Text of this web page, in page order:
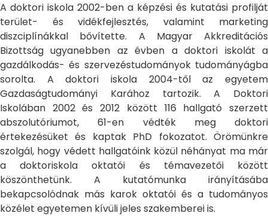
A doktori iskola 2002-ben a képzési és kutatási profilját
terület- és vidékfejlesztés, valamint marketing
diszciplínákkal bővítette. A Magyar Akkreditációs
Bizottság ugyanebben az évben a doktori iskolát a
gazdálkodás- és szervezéstudományok tudományágba
sorolta. A doktori iskola 2004-től az egyetem
Gazdaságtudományi Karához tartozik. A Doktori
Iskolában 2002 és 2012 között 116 hallgató szerzett
abszolutóriumot, 61-en védték meg doktori
értekezésüket és kaptak PhD fokozatot. Örömünkre
szolgál, hogy védett hallgatóink közül néhányat ma már
a doktoriskola oktatói és témavezetői között
köszönthetünk. A kutatómunka irányításába
bekapcsolódnak más karok oktatói és a tudományos
közélet egyetemen kívüli jeles szakemberei is.